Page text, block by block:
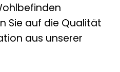
Sie auf die Qualität
aus unserer